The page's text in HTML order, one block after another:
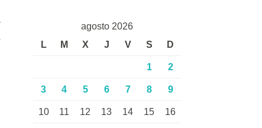
agosto 2026
L
M X J V S D
1 2
3 4 5 6 7 8 9
10 11 12 13 14 15 16